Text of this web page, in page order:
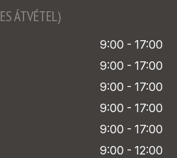
ÁTVÉTEL)
9:00 - 17:00
9:00 - 17:00
9:00 - 17:00
9:00 - 17:00
9:00 - 17:00
9:00 - 12:00